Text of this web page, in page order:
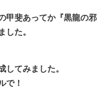
甲斐あってか『黒龍の邪
た。
てみました。
で！